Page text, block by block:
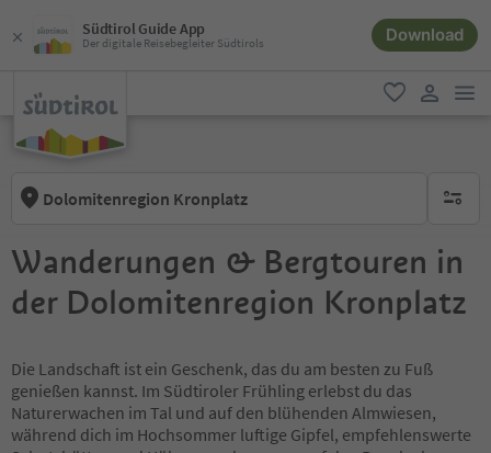
Südtirol Guide App
Der digitale Reisebegleiter Südtirols Download
favorit
Dolomitenregion Kronplatz keine
Wanderungen & Bergtouren in
der Dolomitenregion Kronplatz
Die Landschaft ist ein Geschenk, das du am besten zu Fuß
genießen kannst. Im Südtiroler Frühling erlebst du das
Naturerwachen im Tal und auf den blühenden Almwiesen,
während dich im Hochsommer luftige Gipfel, empfehlenswerte